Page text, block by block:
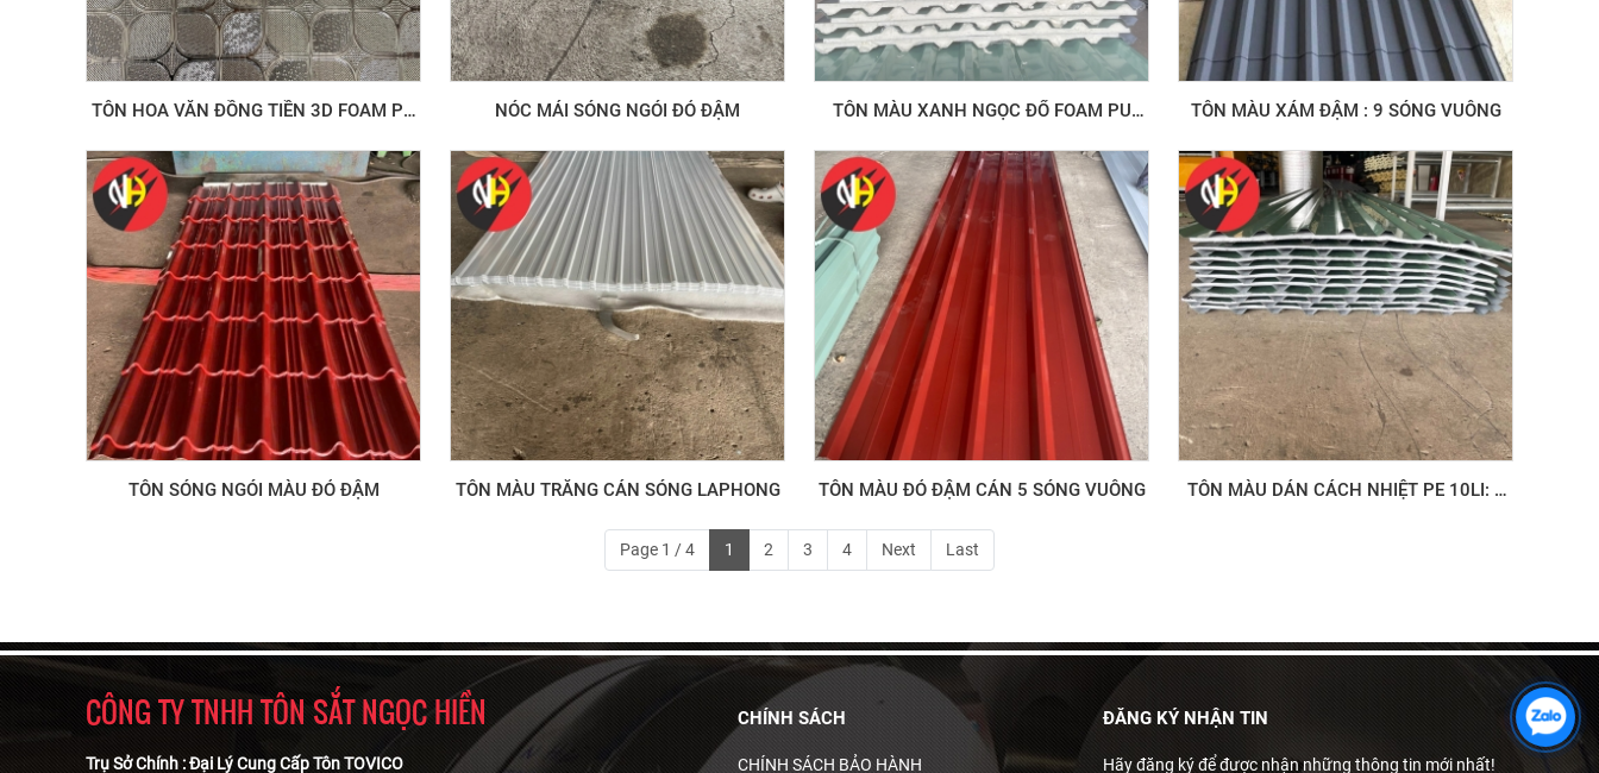
TÔN HOA VĂN ĐỒNG TIỀN 3D FOAM PU
NÓC MÁI SÓNG NGÓI ĐỎ ĐẬM
TÔN MÀU XANH NGỌC ĐỔ FOAM PU
TÔN MÀU XÁM ĐẬM : 9 SÓNG VUÔNG
TÔN SÓNG NGÓI MÀU ĐỎ ĐẬM TÔN MÀU TRẮNG CÁN SÓNG LAPHONG TÔN MÀU ĐỎ ĐẬM CÁN 5 SÓNG VUÔNG
TÔN MÀU DÁN CÁCH NHIỆT PE 10LI: 9
Page 1 / 4 1 2 3 4 Next Last
CÔNG TY TNHH TÔN SẮT NGỌC HIỀN
Trụ Sở Chính : Đại Lý Cung Cấp Tôn TOVICO
CHÍNH SÁCH
CHÍNH SÁCH BẢO HÀNH
ĐĂNG KÝ NHẬN TIN
Hãy đăng ký để được nhận những thông tin mới nhất!